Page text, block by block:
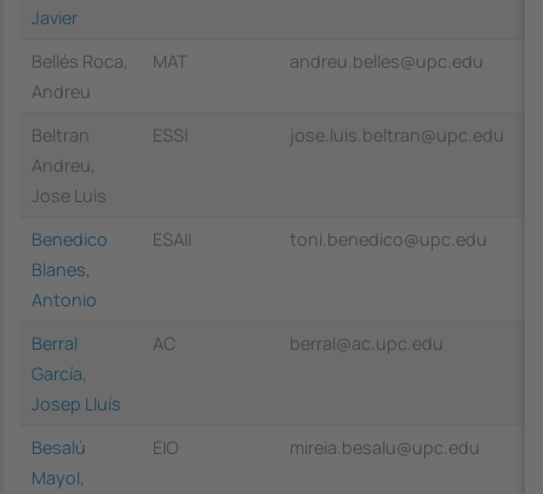
Javier
Bellés Roca,
Andreu
MAT andreu.belles@upc.edu
Beltran
Andreu,
Jose Luis
ESSI jose.luis.beltran@upc.edu
Benedico
Blanes,
Antonio
ESAII toni.benedico@upc.edu
Berral
García,
Josep Lluís
AC berral@ac.upc.edu
Besalú
Mayol,
EIO mireia.besalu@upc.edu